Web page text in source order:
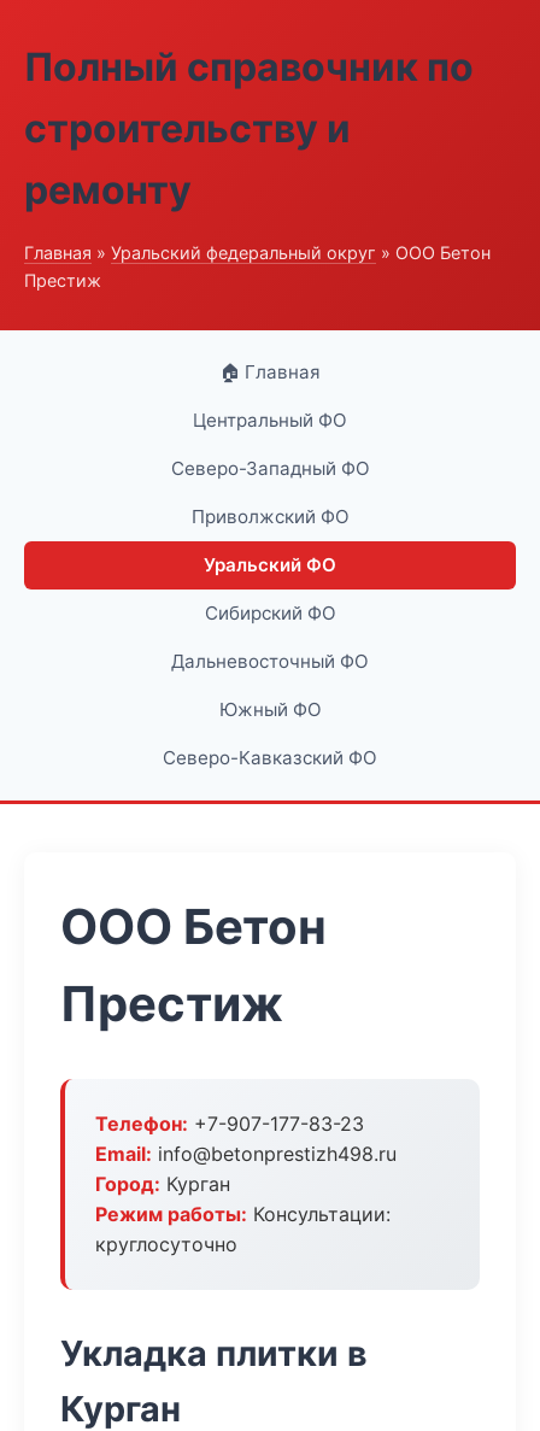
Полный справочник по
строительству и
ремонту
Главная » Уральский федеральный округ » ООО Бетон
Престиж
🏠 Главная
Центральный ФО
Северо-Западный ФО
Приволжский ФО
Уральский ФО
Сибирский ФО
Дальневосточный ФО
Южный ФО
Северо-Кавказский ФО
ООО Бетон
Престиж
Телефон: +7-907-177-83-23
Email: info@betonprestizh498.ru
Город: Курган
Режим работы: Консультации:
круглосуточно
Укладка плитки в
Курган